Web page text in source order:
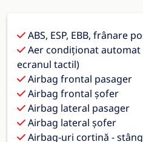
ABS, ESP, EBB, frânare
Aer condiționat automat
ecranul tactil)
Airbag frontal pasager
Airbag frontal șofer
Airbag lateral pasager
Airbag lateral șofer
Airbag-uri cortină -